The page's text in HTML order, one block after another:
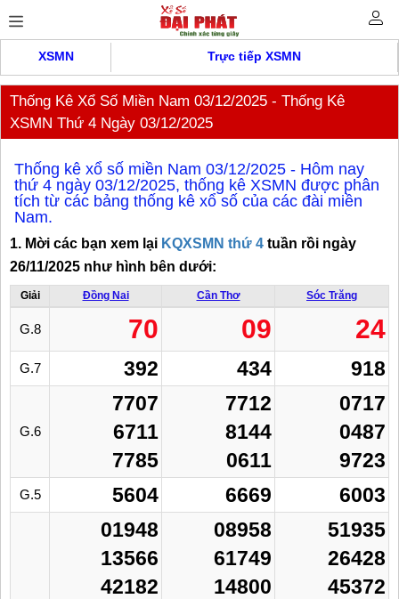
XSMN Trực tiếp XSMN
Thống Kê Xổ Số Miền Nam 03/12/2025 - Thống Kê
XSMN Thứ 4 Ngày 03/12/2025
Thống kê xổ số miền Nam 03/12/2025 - Hôm nay
thứ 4 ngày 03/12/2025, thống kê XSMN được phân
tích từ các bảng thống kê xổ số của các đài miền
Nam.
1. Mời các bạn xem lại KQXSMN thứ 4 tuần rồi ngày
26/11/2025 như hình bên dưới:
Giải Đồng Nai Cần Thơ Sóc Trăng
G.8 70 09 24
G.7 392 434 918
G.6
7707
6711
7785
7712
8144
0611
0717
0487
9723
G.5 5604 6669 6003
01948
13566
42182
08958
61749
14800
51935
26428
45372